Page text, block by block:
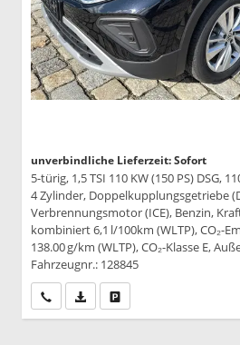
unverbindliche Lieferzeit: Sofort
5-türig, 1,5 TSI 110 KW (150 PS) DSG,
4 Zylinder, Doppelkupplungsgetriebe
Verbrennungsmotor (ICE), Benzin,
kombiniert 6,1 l/100km (WLTP), CO₂-
138.00 g/km (WLTP), CO₂-Klasse E,
Fahrzeugnr.: 128845
Wir rufen Sie anPDF-Datei, Fahrzeugexposé